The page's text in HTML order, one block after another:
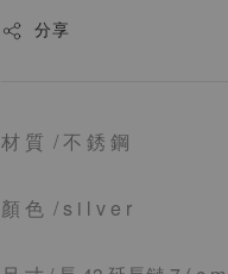
分享
材 質 / 不 銹 鋼
顏 色 / s i l v e r